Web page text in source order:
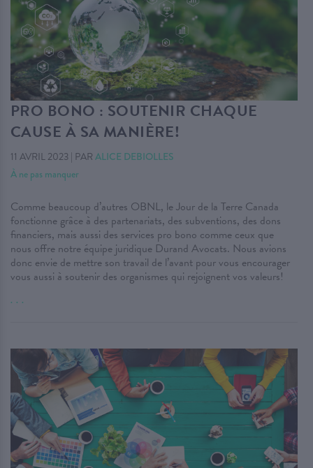
PRO BONO : SOUTENIR CHAQUE
CAUSE À SA MANIÈRE!
11 AVRIL 2023 | PAR ALICE DEBIOLLES
À ne pas manquer
Comme beaucoup d’autres OBNL, le Jour de la Terre Canada
fonctionne grâce à des partenariats, des subventions, des dons
financiers, mais aussi des services pro bono comme ceux que
nous offre notre équipe juridique Durand Avocats. Nous avions
donc envie de mettre son travail de l’avant pour vous encourager
vous aussi à soutenir des organismes qui rejoignent vos valeurs!
. . .